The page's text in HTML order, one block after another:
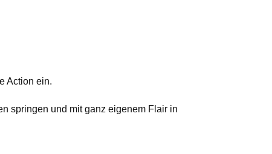
Action ein.
springen und mit ganz eigenem Flair in